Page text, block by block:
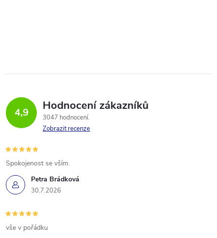
4,9 Hodnocení zákazníků
3047 hodnocení
Zobrazit recenze
Petra Brádková
30.7.2026
Spokojenost se vším.
vše v pořádku